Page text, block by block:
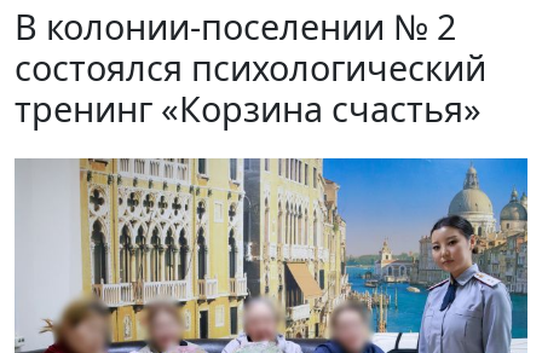
В колонии-поселении № 2
состоялся психологический
тренинг «Корзина счастья»